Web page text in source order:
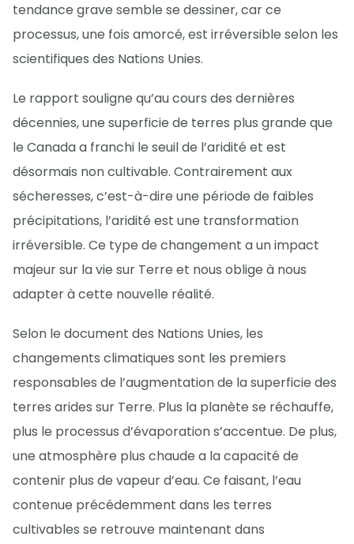
tendance grave semble se dessiner, car ce
processus, une fois amorcé, est irréversible selon les
scientifiques des Nations Unies.
Le rapport souligne qu’au cours des dernières
décennies, une superficie de terres plus grande que
le Canada a franchi le seuil de l’aridité et est
désormais non cultivable. Contrairement aux
sécheresses, c’est-à-dire une période de faibles
précipitations, l’aridité est une transformation
irréversible. Ce type de changement a un impact
majeur sur la vie sur Terre et nous oblige à nous
adapter à cette nouvelle réalité.
Selon le document des Nations Unies, les
changements climatiques sont les premiers
responsables de l’augmentation de la superficie des
terres arides sur Terre. Plus la planète se réchauffe,
plus le processus d’évaporation s’accentue. De plus,
une atmosphère plus chaude a la capacité de
contenir plus de vapeur d’eau. Ce faisant, l’eau
contenue précédemment dans les terres
cultivables se retrouve maintenant dans